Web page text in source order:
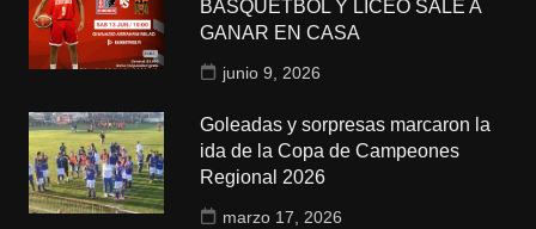
BÁSQUETBOL Y LICEO SALE A
GANAR EN CASA
junio 9, 2026
Goleadas y sorpresas marcaron la
ida de la Copa de Campeones
Regional 2026
marzo 17, 2026